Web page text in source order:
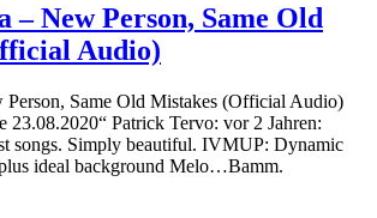
– New Person, Same Old
Audio)
Person, Same Old Mistakes (Official Audio)
23.08.2020“ Patrick Tervo: vor 2 Jahren:
songs. Simply beautiful. IVMUP: Dynamic
ideal background Melo…Bamm.